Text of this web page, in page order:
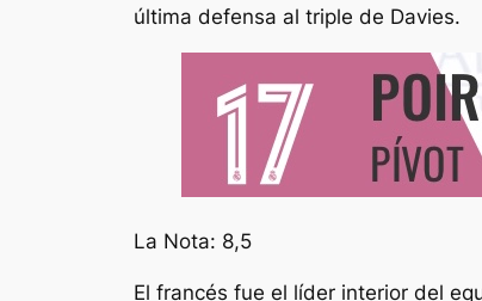
última defensa al triple de Davies.
La Nota: 8,5
El francés fue el líder interior del